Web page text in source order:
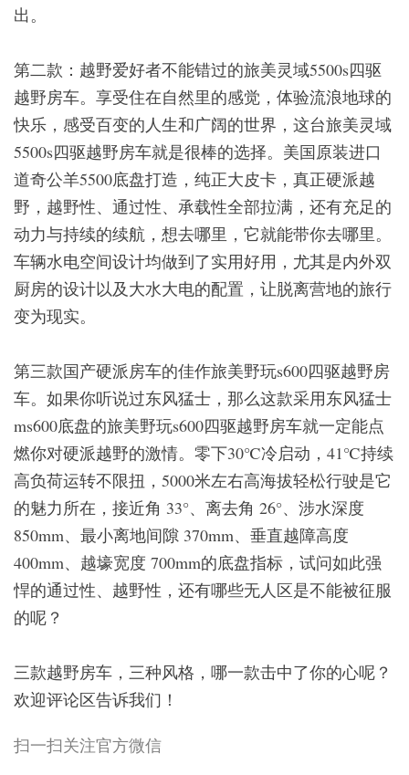
出。
第二款：越野爱好者不能错过的旅美灵域5500s四驱
越野房车。享受住在自然里的感觉，体验流浪地球的
快乐，感受百变的人生和广阔的世界，这台旅美灵域
5500s四驱越野房车就是很棒的选择。美国原装进口
道奇公羊5500底盘打造，纯正大皮卡，真正硬派越
野，越野性、通过性、承载性全部拉满，还有充足的
动力与持续的续航，想去哪里，它就能带你去哪里。
车辆水电空间设计均做到了实用好用，尤其是内外双
厨房的设计以及大水大电的配置，让脱离营地的旅行
变为现实。
第三款国产硬派房车的佳作旅美野玩s600四驱越野房
车。如果你听说过东风猛士，那么这款采用东风猛士
ms600底盘的旅美野玩s600四驱越野房车就一定能点
燃你对硬派越野的激情。零下30℃冷启动，41℃持续
高负荷运转不限扭，5000米左右高海拔轻松行驶是它
的魅力所在，接近角 33°、离去角 26°、涉水深度
850mm、最小离地间隙 370mm、垂直越障高度
400mm、越壕宽度 700mm的底盘指标，试问如此强
悍的通过性、越野性，还有哪些无人区是不能被征服
的呢？
三款越野房车，三种风格，哪一款击中了你的心呢？
欢迎评论区告诉我们！
扫一扫关注官方微信